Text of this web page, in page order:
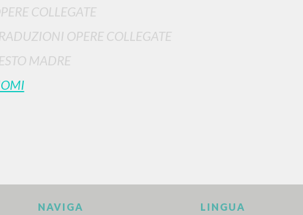
COLLEGATE
OPERE COLLEGATE
MADRE
RISULTATI SUCCESSIVI
NAVIGA LINGUA